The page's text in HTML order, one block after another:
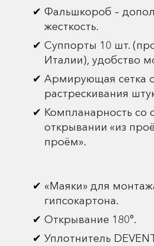
Фальшкороб –
жесткость.
Суппорты 10 шт.
Италии), удобство
Армирующая сетка
растрескивания
Компланарность со
открывании «из
проём».
«Маяки» для
гипсокартона.
Открывание 180°.
Уплотнитель